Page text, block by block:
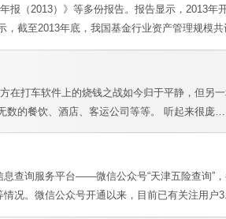
报（2013）》等多份报告。报告显示，2013
截至2013年底，我国基金行业资产管理规模
在打车软件上的烧钱之战如今归于平静，但
数的餐饮、酒店、客运公司等等。 听起来很庞…
查询服务平台――微信公众号“天津五险查询”
况。微信公众号开通以来，目前已有关注用